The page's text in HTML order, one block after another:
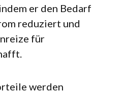
er den Bedarf
reduziert und
für
werden